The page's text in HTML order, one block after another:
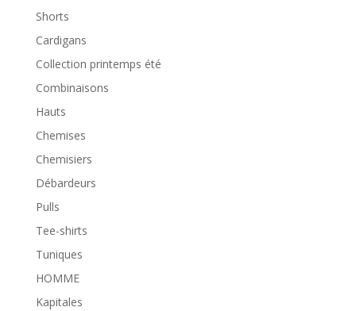
Shorts
Cardigans
Collection printemps été
Combinaisons
Hauts
Chemises
Chemisiers
Débardeurs
Pulls
Tee-shirts
Tuniques
HOMME
Kapitales